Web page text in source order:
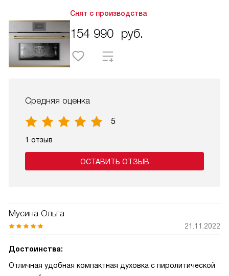
Снят с производства
154 990 руб.
Средняя оценка
5
1 отзыв
ОСТАВИТЬ ОТЗЫВ
Мусина Ольга
21.11.2022
Достоинства:
Отличная удобная компактная духовка с пиролитической